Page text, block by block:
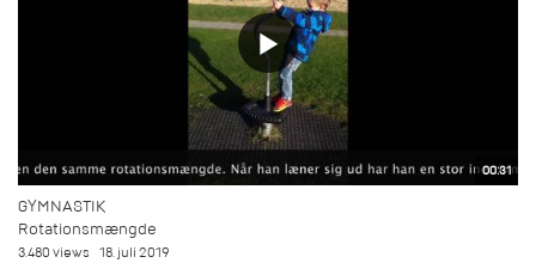
00:31
GYMNASTIK
Rotationsmængde
3.480 views 18. juli 2019